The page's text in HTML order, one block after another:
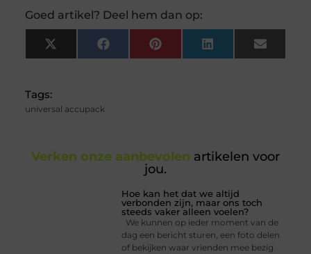
Goed artikel? Deel hem dan op:
X
(Twitter)
FacebookPinterest LinkedIn Email
Tags:
universal accupack
Verken onze aanbevolen artikelen voor
jou.
Hoe kan het dat we altijd
verbonden zijn, maar ons toch
steeds vaker alleen voelen?
We kunnen op ieder moment van de
dag een bericht sturen, een foto delen
of bekijken waar vrienden mee bezig